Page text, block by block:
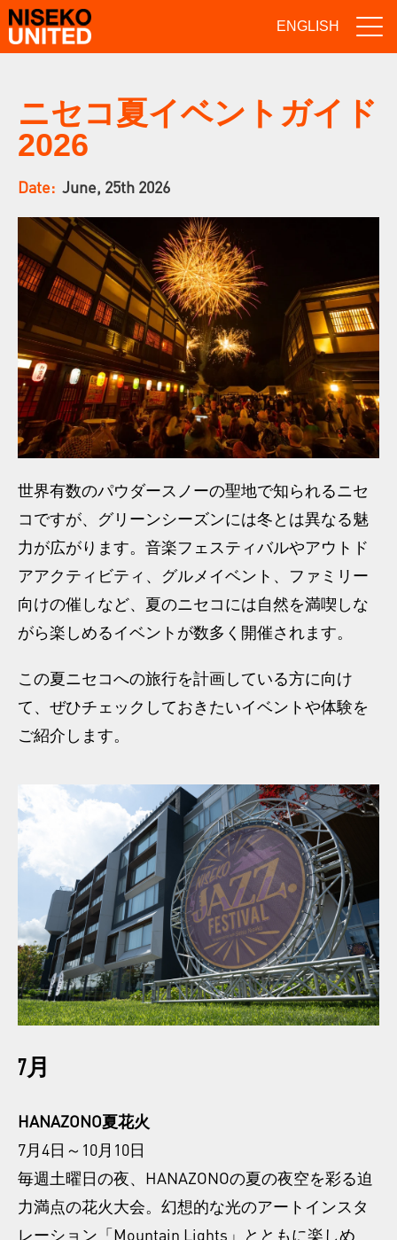
ENGLISH
ニセコ夏イベントガイド
2026
Date: June, 25th 2026
世界有数のパウダースノーの聖地で知られるニセ
コですが、グリーンシーズンには冬とは異なる魅
力が広がります。音楽フェスティバルやアウトド
アアクティビティ、グルメイベント、ファミリー
向けの催しなど、夏のニセコには自然を満喫しな
がら楽しめるイベントが数多く開催されます。
この夏ニセコへの旅行を計画している方に向け
て、ぜひチェックしておきたいイベントや体験を
ご紹介します。
7月
HANAZONO夏花火
7月4日～10月10日
毎週土曜日の夜、HANAZONOの夏の夜空を彩る迫
力満点の花火大会。幻想的な光のアートインスタ
レーション「Mountain Lights」とともに楽しめ